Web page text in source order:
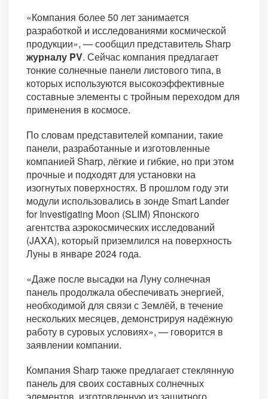
«Компания более 50 лет занимается
разработкой и исследованиями космической
продукции», — сообщил представитель Sharp
журналу PV. Сейчас компания предлагает
тонкие солнечные панели листового типа, в
которых используются высокоэффективные
составные элементы с тройным переходом для
применения в космосе.
По словам представителей компании, такие
панели, разработанные и изготовленные
компанией Sharp, лёгкие и гибкие, но при этом
прочные и подходят для установки на
изогнутых поверхностях. В прошлом году эти
модули использовались в зонде Smart Lander
for Investigating Moon (SLIM) Японского
агентства аэрокосмических исследований
(JAXA), который приземлился на поверхность
Луны в январе 2024 года.
«Даже после высадки на Луну солнечная
панель продолжала обеспечивать энергией,
необходимой для связи с Землёй, в течение
нескольких месяцев, демонстрируя надёжную
работу в суровых условиях», — говорится в
заявлении компании.
Компания Sharp также предлагает стеклянную
панель для своих составных солнечных